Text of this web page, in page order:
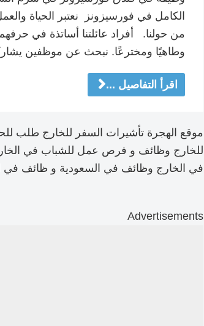
الكامل في فورسيزونز نعتبر الحياة
من حولنا. أفراد عائلتنا أساتذة في
وطاهيًا ومخترعًا. نبحث عن موظفين
اقرأ التفاصيل ...
موقع الهجرة تأشيرات السفر للخارج طلب
للخارج وظائف و فرص عمل للشباب في
في الخارج وظائف في السعودية و ظائف في
Advertisements